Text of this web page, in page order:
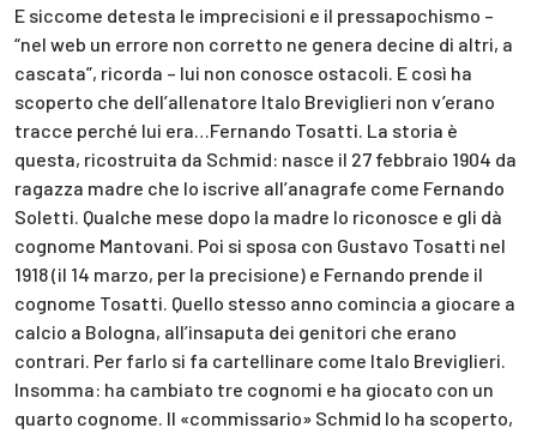
E siccome detesta le imprecisioni e il pressapochismo –
“nel web un errore non corretto ne genera decine di altri, a
cascata”, ricorda – lui non conosce ostacoli. E così ha
scoperto che dell’allenatore Italo Breviglieri non v’erano
tracce perché lui era…Fernando Tosatti. La storia è
questa, ricostruita da Schmid: nasce il 27 febbraio 1904 da
ragazza madre che lo iscrive all’anagrafe come Fernando
Soletti. Qualche mese dopo la madre lo riconosce e gli dà
cognome Mantovani. Poi si sposa con Gustavo Tosatti nel
1918 (il 14 marzo, per la precisione) e Fernando prende il
cognome Tosatti. Quello stesso anno comincia a giocare a
calcio a Bologna, all’insaputa dei genitori che erano
contrari. Per farlo si fa cartellinare come Italo Breviglieri.
Insomma: ha cambiato tre cognomi e ha giocato con un
quarto cognome. Il «commissario» Schmid lo ha scoperto,